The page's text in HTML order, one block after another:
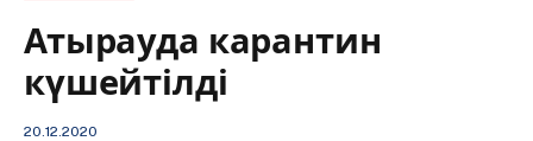
Атырауда карантин
күшейтілді
20.12.2020